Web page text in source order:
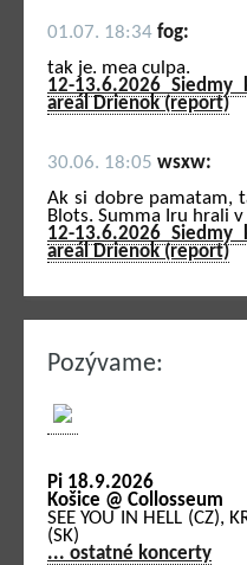
01.07. 18:34 fog:
tak je. mea culpa.
12-13.6.2026
areál Drienok (report)
30.06. 18:05 wsxw:
Ak si dobre pamatam,
Blots. Summa Iru hrali
12-13.6.2026
areál Drienok (report)
Pozývame:
Pi 18.9.2026
Košice @ Collosseum
SEE YOU IN HELL (CZ),
(SK)
... ostatné koncerty